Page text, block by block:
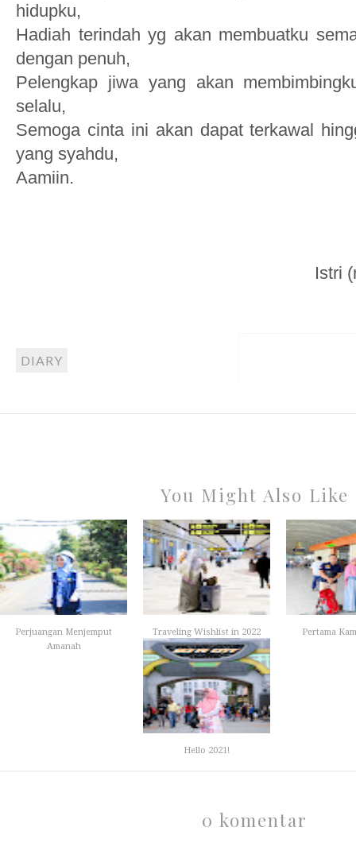
hidupku,
Hadiah terindah yg akan membuatku
dengan penuh,
Pelengkap jiwa yang akan
selalu,
Semoga cinta ini akan dapat terkawal
yang syahdu,
Aamiin.
Istri
DIARY
You Might Also Like
Perjuangan Menjemput
Amanah
Traveling Wishlist in 2022 Pertama
Hello 2021!
0 komentar